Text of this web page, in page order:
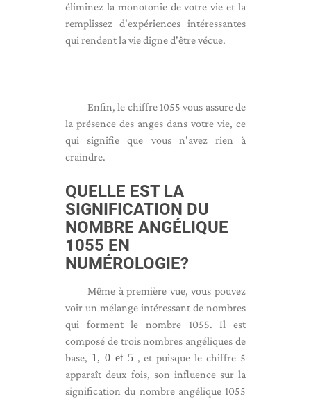
éliminez la monotonie de votre vie et la
remplissez d'expériences intéressantes
qui rendent la vie digne d'être vécue.
Enfin, le chiffre 1055 vous assure de
la présence des anges dans votre vie, ce
qui signifie que vous n'avez rien à
craindre.
QUELLE EST LA
SIGNIFICATION DU
NOMBRE ANGÉLIQUE
1055 EN
NUMÉROLOGIE?
Même à première vue, vous pouvez
voir un mélange intéressant de nombres
qui forment le nombre 1055. Il est
composé de trois nombres angéliques de
base, 1, 0 et 5, et puisque le chiffre 5
apparaît deux fois, son influence sur la
signification du nombre angélique 1055